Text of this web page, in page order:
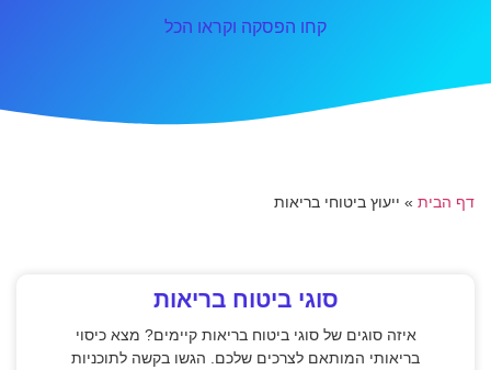
קחו הפסקה וקראו הכל
דף הבית » ייעוץ ביטוחי בריאות
סוגי ביטוח בריאות
איזה סוגים של סוגי ביטוח בריאות קיימים? מצא כיסוי
בריאותי המותאם לצרכים שלכם. הגשו בקשה לתוכניות